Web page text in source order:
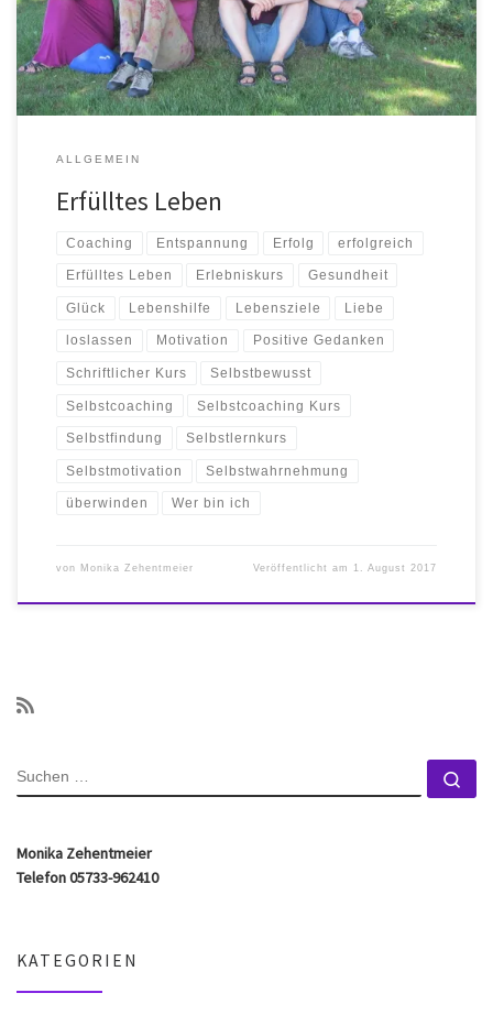
sie nicht entbehren kann. So sind wir auf 4 wesentliche Bereiche
gekommen: glücklich […]
ALLGEMEIN
Erfülltes Leben
Coaching Entspannung Erfolg erfolgreich
Erfülltes Leben Erlebniskurs Gesundheit
Glück Lebenshilfe Lebensziele Liebe
loslassen Motivation Positive Gedanken
Schriftlicher Kurs Selbstbewusst
Selbstcoaching Selbstcoaching Kurs
Selbstfindung Selbstlernkurs
Selbstmotivation Selbstwahrnehmung
überwinden Wer bin ich
von Monika Zehentmeier Veröffentlicht am 1. August 2017
SUCHE
Monika Zehentmeier
Telefon 05733-962410
KATEGORIEN